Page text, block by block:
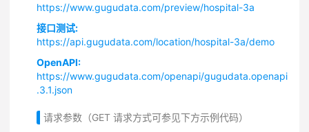
https://www.gugudata.com/preview/hospital-3a
接口测试:
https://api.gugudata.com/location/hospital-3a/demo
OpenAPI:
https://www.gugudata.com/openapi/gugudata.openapi
.3.1.json
请求参数（GET 请求方式可参见下方示例代码）